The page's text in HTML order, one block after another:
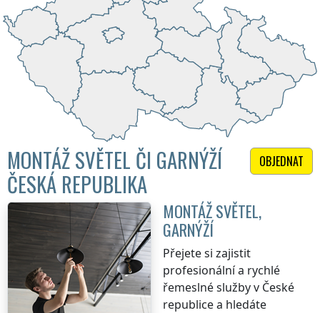
OBJEDNAT
MONTÁŽ SVĚTEL ČI GARNÝŽÍ
ČESKÁ REPUBLIKA
MONTÁŽ SVĚTEL,
GARNÝŽÍ
Přejete si zajistit
profesionální a rychlé
řemeslné službyv České
republicea hledáte